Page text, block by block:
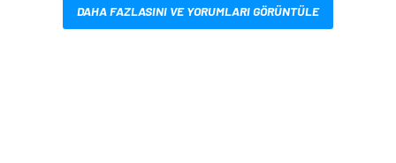
DAHA FAZLASINI VE YORUMLARI GÖRÜNTÜLE